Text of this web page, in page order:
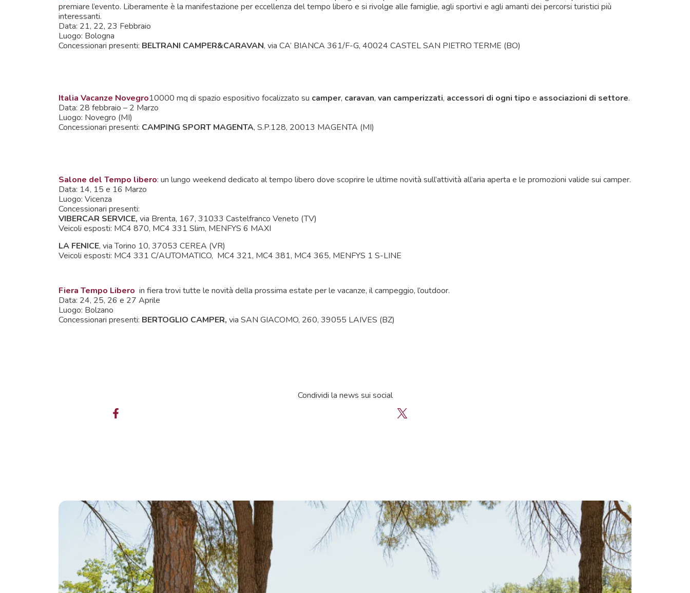
premiare l’evento. Liberamente è la manifestazione per eccellenza del tempo libero e si rivolge alle famiglie, agli sportivi e agli amanti dei percorsi turistici più
interessanti.
Data: 21, 22, 23 Febbraio
Luogo: Bologna
Concessionari presenti: BELTRANI CAMPER&CARAVAN, via CA’ BIANCA 361/F-G, 40024 CASTEL SAN PIETRO TERME (BO)
Italia Vacanze Novegro10000 mq di spazio espositivo focalizzato su camper, caravan, van camperizzati, accessori di ogni tipo e associazioni di settore.
Data: 28 febbraio – 2 Marzo
Luogo: Novegro (MI)
Concessionari presenti: CAMPING SPORT MAGENTA, S.P.128, 20013 MAGENTA (MI)
Salone del Tempo libero: un lungo weekend dedicato al tempo libero dove scoprire le ultime novità sull’attività all’aria aperta e le promozioni valide sui camper.
Data: 14, 15 e 16 Marzo
Luogo: Vicenza
Concessionari presenti:
VIBERCAR SERVICE, via Brenta, 167, 31033 Castelfranco Veneto (TV)
Veicoli esposti: MC4 870, MC4 331 Slim, MENFYS 6 MAXI
LA FENICE, via Torino 10, 37053 CEREA (VR)
Veicoli esposti: MC4 331 C/AUTOMATICO, MC4 321, MC4 381, MC4 365, MENFYS 1 S-LINE
Fiera Tempo Libero in fiera trovi tutte le novità della prossima estate per le vacanze, il campeggio, l’outdoor.
Data: 24, 25, 26 e 27 Aprile
Luogo: Bolzano
Concessionari presenti: BERTOGLIO CAMPER, via SAN GIACOMO, 260, 39055 LAIVES (BZ)
Condividi la news sui social